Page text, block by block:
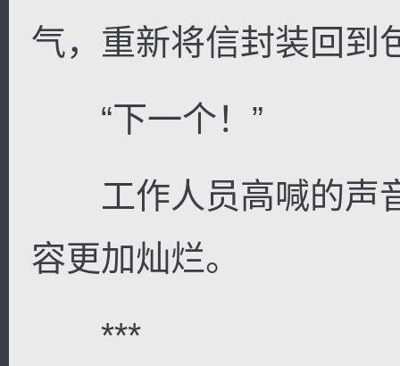
气，重新将信封装回到
“下一个！”
工作人员高喊的声
容更加灿烂。
***